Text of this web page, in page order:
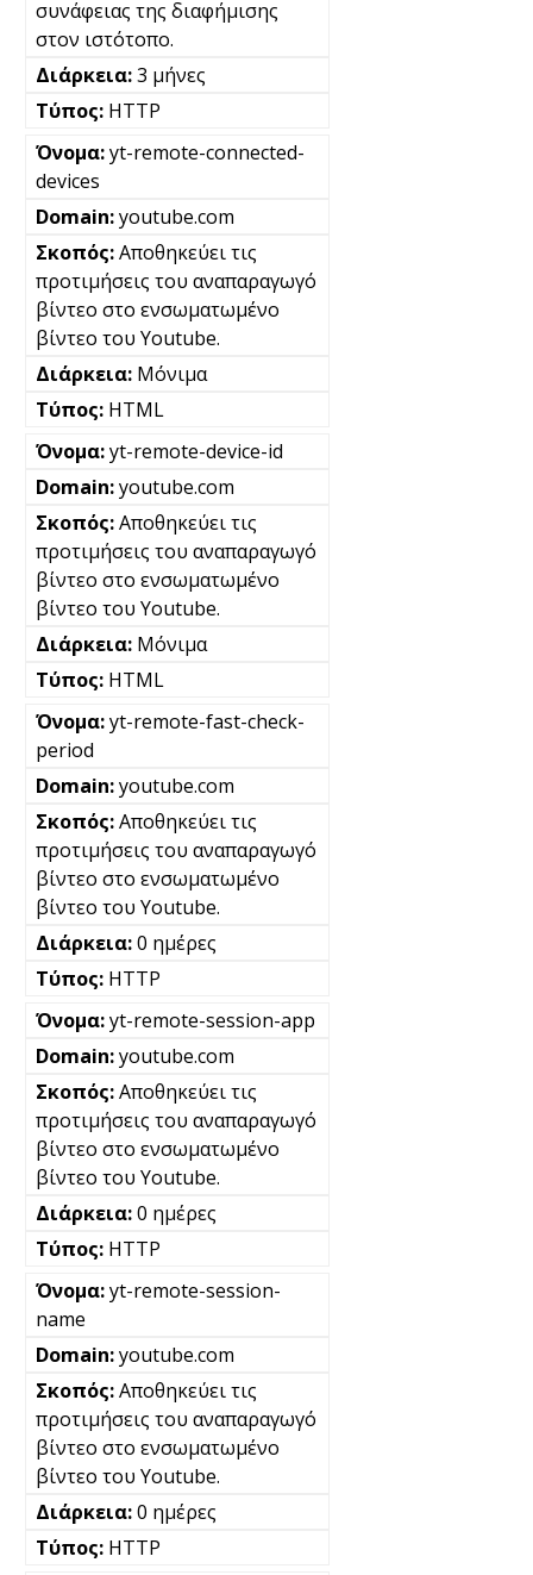
συνάφειας της διαφήμισης
στον ιστότοπο.
3 μήνες
HTTP
yt-remote-connected-
devices
youtube.com
Αποθηκεύει τις
προτιμήσεις του αναπαραγωγό
βίντεο στο ενσωματωμένο
βίντεο του Youtube.
Μόνιμα
HTML
yt-remote-device-id
youtube.com
Αποθηκεύει τις
προτιμήσεις του αναπαραγωγό
βίντεο στο ενσωματωμένο
βίντεο του Youtube.
Μόνιμα
HTML
yt-remote-fast-check-
period
youtube.com
Αποθηκεύει τις
προτιμήσεις του αναπαραγωγό
βίντεο στο ενσωματωμένο
βίντεο του Youtube.
0 ημέρες
HTTP
yt-remote-session-app
youtube.com
Αποθηκεύει τις
προτιμήσεις του αναπαραγωγό
βίντεο στο ενσωματωμένο
βίντεο του Youtube.
0 ημέρες
HTTP
yt-remote-session-
name
youtube.com
Αποθηκεύει τις
προτιμήσεις του αναπαραγωγό
βίντεο στο ενσωματωμένο
βίντεο του Youtube.
0 ημέρες
HTTP